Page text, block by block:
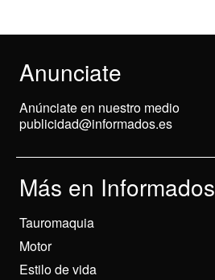
Anunciate
Anúnciate en nuestro medio
publicidad@informados.es
Más en Informados
Tauromaquia
Motor
Estilo de vida